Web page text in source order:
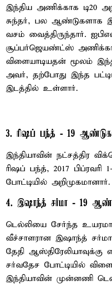
இந்திய அணிக்காக டி20
சுந்தர், பல ஆண்டுகளாக
வசம் வைத்திருந்தார்.
சூப்பர்ஜெயண்ட்ஸ்
விளையாடியதன் மூலம்
அவர், தற்போது இந்த
இடத்தில் உள்ளார்.
3. ரிஷப் பந்த் - 19
இந்தியாவின் நட்சத்திர
ரிஷப் பந்த், 2017
போட்டியில் அறிமுகமானார்.
4. இஷாந்த் சர்மா - 19
டெல்லியை சேர்ந்த
வீச்சாளரான இஷாந்த் சர்மா,
தேதி ஆஸ்திரேலியாவுக்கு
சர்வதேச போட்டியில்
இந்தியாவின் முன்னணி